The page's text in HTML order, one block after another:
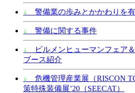
↓ 警備業の歩みとかかわりを
↓ 警備に関する事件
↓
ビルメンヒューマンフェア
ブース紹介
↓
危機管理産業展（RISCON
策特殊装備展’20（SEECAT）